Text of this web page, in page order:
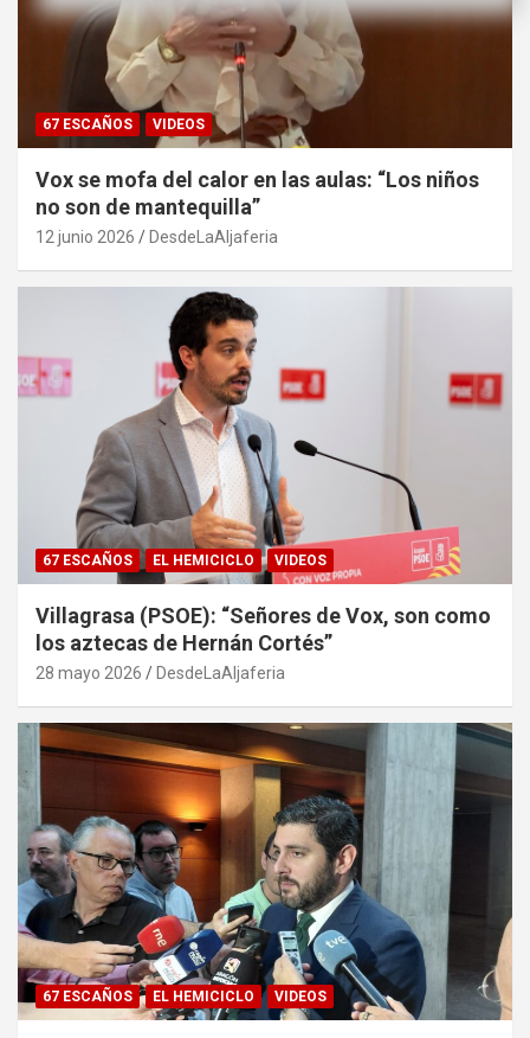
67 ESCAÑOS VIDEOS
Vox se mofa del calor en las aulas: “Los niños
no son de mantequilla”
12 junio 2026 DesdeLaAljaferia
67 ESCAÑOS EL HEMICICLO VIDEOS
Villagrasa (PSOE): “Señores de Vox, son como
los aztecas de Hernán Cortés”
28 mayo 2026 DesdeLaAljaferia
67 ESCAÑOS EL HEMICICLO VIDEOS